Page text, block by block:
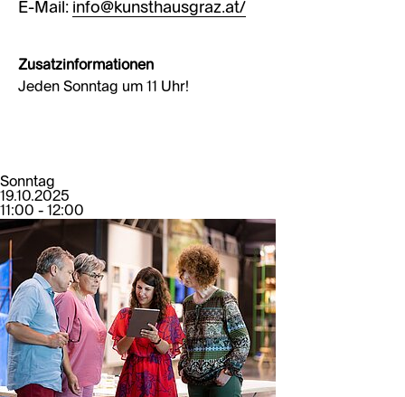
E-Mail: info@kunsthausgraz.at/
Zusatzinformationen
Jeden Sonntag um 11 Uhr!
Sonntag
19.10.2025
11:00 - 12:00